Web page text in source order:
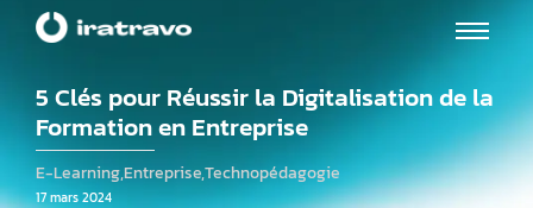
5 Clés pour Réussir la Digitalisation de la
Formation en Entreprise
E-Learning,Entreprise,Technopédagogie
17 mars 2024